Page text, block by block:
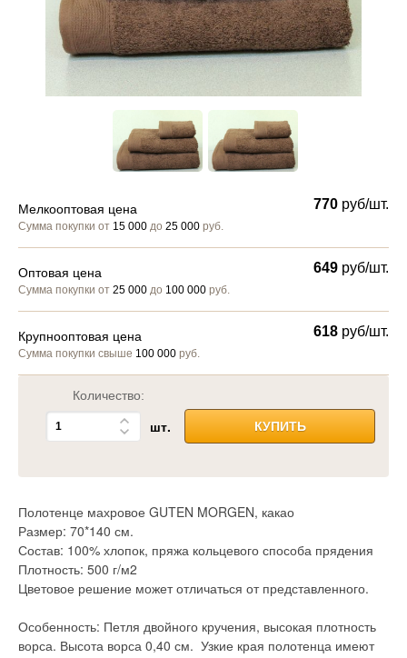
Мелкооптовая цена
Сумма покупки от 15 000 до 25 000 руб.
770 руб/шт.
Оптовая цена
Сумма покупки от 25 000 до 100 000 руб.
649 руб/шт.
Крупнооптовая цена
Сумма покупки свыше 100 000 руб.
618 руб/шт.
Количество:
шт. КУПИТЬ
Полотенце махровое GUTEN MORGEN, какао
Размер: 70*140 см.
Состав: 100% хлопок, пряжа кольцевого способа прядения
Плотность: 500 г/м2
Цветовое решение может отличаться от представленного.
Особенность: Петля двойного кручения, высокая плотность
ворса. Высота ворса 0,40 см. Узкие края полотенца имеют